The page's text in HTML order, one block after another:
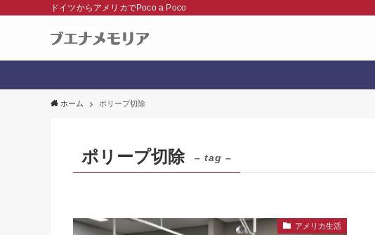
ドイツからアメリカでPoco a Poco
ホーム ポリープ切除
ポリープ切除 – tag –
アメリカ生活